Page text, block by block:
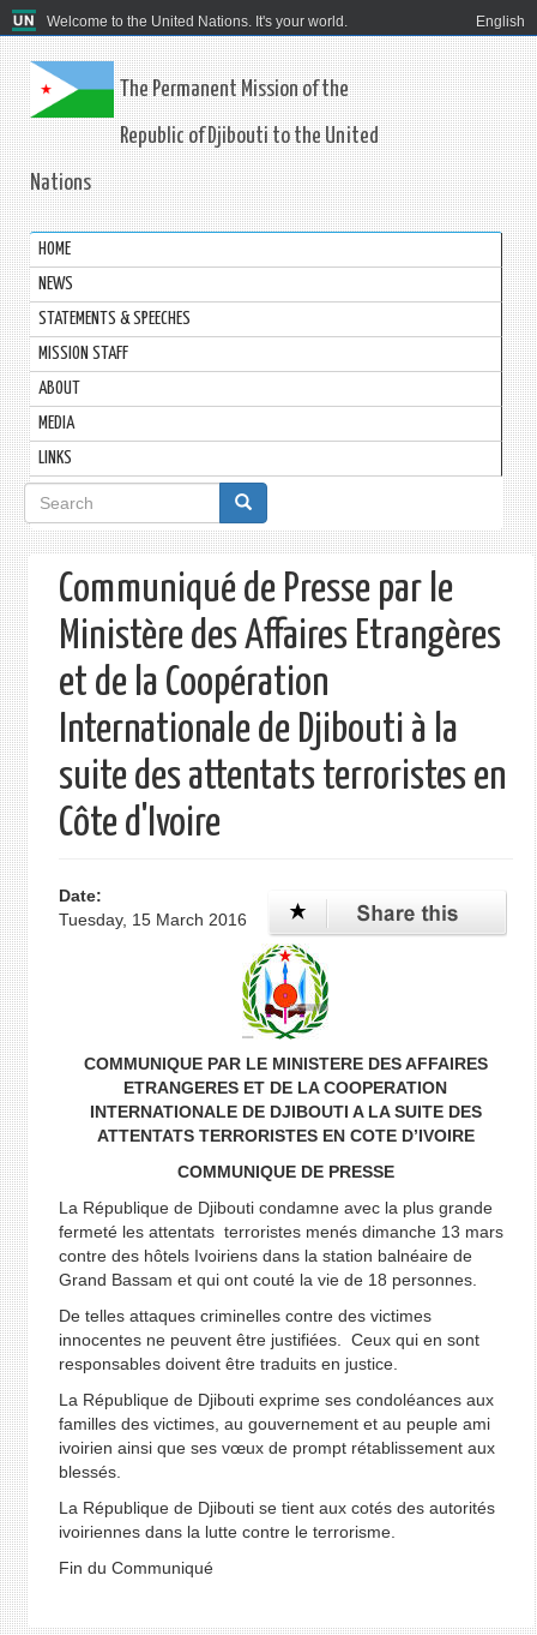
Welcome to the United Nations. It's your world. English
The Permanent Mission of the
Republic of Djibouti to the United
Nations
HOME
NEWS
STATEMENTS & SPEECHES
MISSION STAFF
ABOUT
MEDIA
LINKS
Search
form
Communiqué de Presse par le
Ministère des Affaires Etrangères
et de la Coopération
Internationale de Djibouti à la
suite des attentats terroristes en
Côte d'Ivoire
Date:
Tuesday, 15 March 2016
COMMUNIQUE PAR LE MINISTERE DES AFFAIRES
ETRANGERES ET DE LA COOPERATION
INTERNATIONALE DE DJIBOUTI A LA SUITE DES
ATTENTATS TERRORISTES EN COTE D’IVOIRE
COMMUNIQUE DE PRESSE
La République de Djibouti condamne avec la plus grande
fermeté les attentats terroristes menés dimanche 13 mars
contre des hôtels Ivoiriens dans la station balnéaire de
Grand Bassam et qui ont couté la vie de 18 personnes.
De telles attaques criminelles contre des victimes
innocentes ne peuvent être justifiées. Ceux qui en sont
responsables doivent être traduits en justice.
La République de Djibouti exprime ses condoléances aux
familles des victimes, au gouvernement et au peuple ami
ivoirien ainsi que ses vœux de prompt rétablissement aux
blessés.
La République de Djibouti se tient aux cotés des autorités
ivoiriennes dans la lutte contre le terrorisme.
Fin du Communiqué